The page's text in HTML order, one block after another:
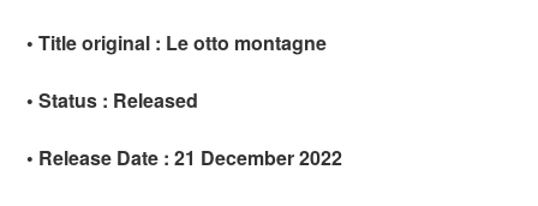
• Title original : Le otto montagne
• Status : Released
• Release Date : 21 December 2022